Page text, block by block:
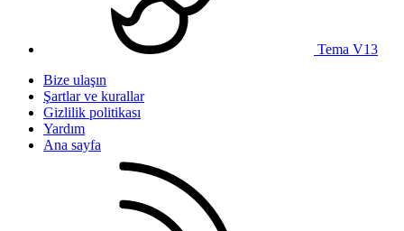
Tema V13
Bize ulaşın
Şartlar ve kurallar
Gizlilik politikası
Yardım
Ana sayfa